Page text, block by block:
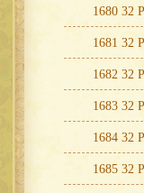
1680 32
1681 32
1682 32
1683 32
1684 32
1685 32